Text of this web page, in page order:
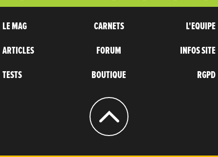
LE MAG
ARTICLES
TESTS
CARNETS
FORUM
BOUTIQUE
L'EQUIPE
INFOS SITE
RGPD